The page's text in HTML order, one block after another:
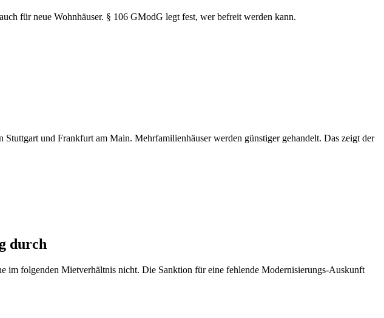
für neue Wohnhäuser. § 106 GModG legt fest, wer befreit werden kann.
und Frankfurt am Main. Mehrfamilienhäuser werden günstiger gehandelt. Das zeigt der
durch
im folgenden Mietverhältnis nicht. Die Sanktion für eine fehlende Modernisierungs-Auskunft